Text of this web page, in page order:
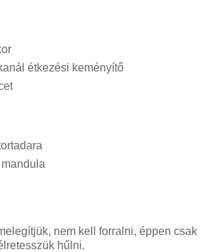
étkezési keményítő
nem kell forralni, éppen csak
hűlni.